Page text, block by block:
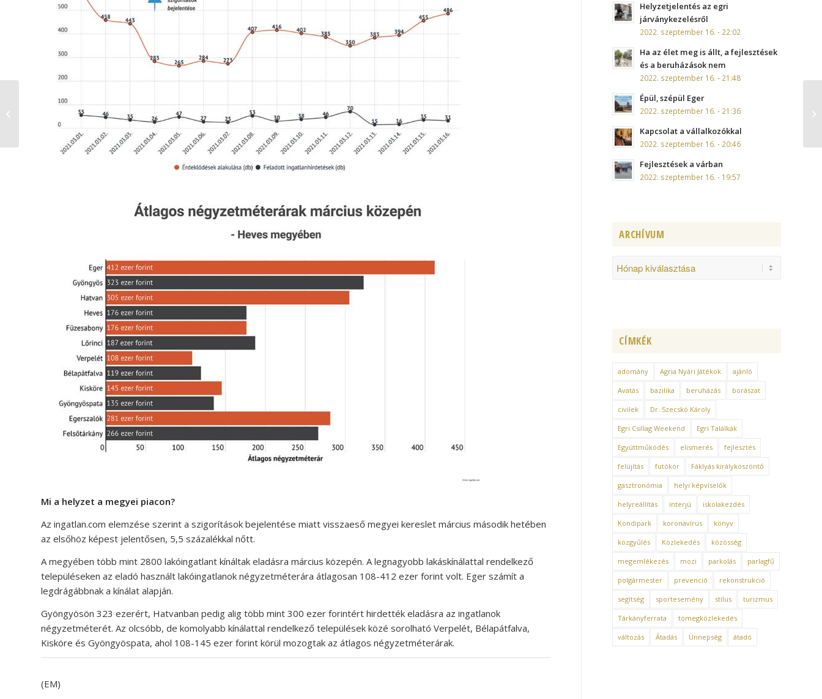
Mi a helyzet a megyei piacon?
Az ingatlan.com elemzése szerint a szigorítások bejelentése miatt visszaeső megyei kereslet március második hetében
az elsőhöz képest jelentősen, 5,5 százalékkal nőtt.
A megyében több mint 2800 lakóingatlant kínáltak eladásra március közepén. A legnagyobb lakáskínálattal rendelkező
településeken az eladó használt lakóingatlanok négyzetméterára átlagosan 108-412 ezer forint volt. Eger számít a
legdrágábbnak a kínálat alapján.
Gyöngyösön 323 ezerért, Hatvanban pedig alig több mint 300 ezer forintért hirdették eladásra az ingatlanok
négyzetméterét. Az olcsóbb, de komolyabb kínálattal rendelkező települések közé sorolható Verpelét, Bélapátfalva,
Kisköre és Gyöngyöspata, ahol 108-145 ezer forint körül mozogtak az átlagos négyzetméterárak.
(EM)
Helyzetjelentés az egri
járványkezelésről
2022. szeptember 16. - 22:02
Ha az élet meg is állt, a fejlesztések
és a beruházások nem
2022. szeptember 16. - 21:48
Épül, szépül Eger
2022. szeptember 16. - 21:36
Kapcsolat a vállalkozókkal
2022. szeptember 16. - 20:46
Fejlesztések a várban
2022. szeptember 16. - 19:57
ARCHÍVUM
CÍMKÉK
adomány Agria Nyári Játékok ajánló
Avatás bazilika beruházás borászat
civilek Dr. Szecskó Károly
Egri Csillag Weekend Egri Találkák
Együttműködés elismerés fejlesztés
felújítás futókör Fáklyás királyköszöntő
gasztronómia helyi képviselők
helyreállítás interjú iskolakezdés
Kondipark koronavírus könyv
közgyűlés Közlekedés közösség
megemlékezés mozi parkolás parlagfű
polgármester prevenció rekonstrukció
segítség sportesemény stílus turizmus
Tárkányferrata tömegközlekedés
változás Átadás Ünnepség átadó
Itt az idő a tűzifa
megvásárlására